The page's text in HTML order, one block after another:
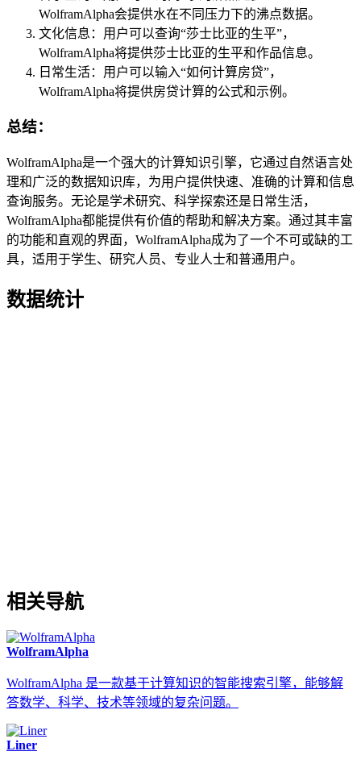
WolframAlpha会提供水在不同压力下的沸点数据。
文化信息：用户可以查询“莎士比亚的生平”，
WolframAlpha将提供莎士比亚的生平和作品信息。
日常生活：用户可以输入“如何计算房贷”，
WolframAlpha将提供房贷计算的公式和示例。
总结：
WolframAlpha是一个强大的计算知识引擎，它通过自然语言处
理和广泛的数据知识库，为用户提供快速、准确的计算和信息
查询服务。无论是学术研究、科学探索还是日常生活，
WolframAlpha都能提供有价值的帮助和解决方案。通过其丰富
的功能和直观的界面，WolframAlpha成为了一个不可或缺的工
具，适用于学生、研究人员、专业人士和普通用户。
数据统计
相关导航
WolframAlpha
WolframAlpha 是一款基于计算知识的智能搜索引擎，能够解
答数学、科学、技术等领域的复杂问题。
Liner